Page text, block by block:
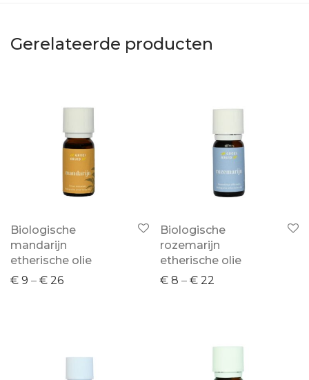
Gerelateerde producten
Biologische
mandarijn
etherische olie
€ 9 – € 26
Biologische
rozemarijn
etherische olie
€ 8 – € 22